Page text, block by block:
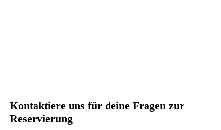
Kontaktiere uns für deine Fragen zur
Reservierung